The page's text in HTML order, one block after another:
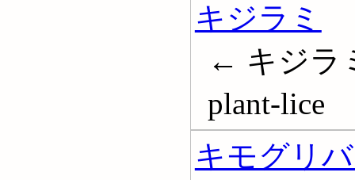
キジラミ
← キジラ
plant-lice
キモグリ